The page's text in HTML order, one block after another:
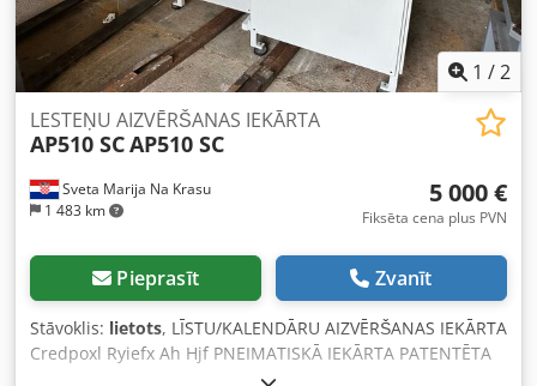
AG1N1L20Q Nissan G1N1 Nissan TX16 Yale ERC 18 Yale
ERP 18 Pieejami arī citi standarta bateriju izmēri, droši
jautājiet! Ir iespējama piegāde.
1 /2
Sveta Marija Na Krasu
1 483 km
LESTEŅU AIZVĒRŠANAS IEKĀRTA
AP510 SCAP510 SC
5 000 €
Fiksēta cena plus PVN
Pieprasīt Zvanīt
Stāvoklis: lietots, LĪSTU/KALENDĀRU AIZVĒRŠANAS IEKĀRTA
Credpoxl Ryiefx Ah Hjf PNEIMATISKĀ IEKĀRTA PATENTĒTA